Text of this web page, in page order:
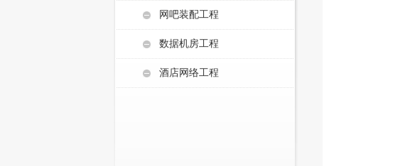
网吧装配工程
数据机房工程
酒店网络工程